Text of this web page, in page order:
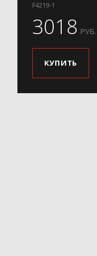
F4219-1
3018 РУБ.
КУПИТЬ